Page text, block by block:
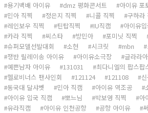
용기백배 아이유
dmz 평화콘서트 아이유 포
민아 직찍
정은지 직찍 니콜 직찍 구하라
레인보우 직찍
틴탑직찍 IU직캠 아이유
카라 직찍
씨스타 방민아 포미닛 직찍
슈퍼모델선발대회
소현 시크릿 mbn
쟁반 릴레이송 아이유
아이유소극장 글라라
예쁜남자 아이유
131031 최다니엘의 팝스팝
헬로비너스 팬사인회
121124 121108
동국대 달샤벳
민아 직캠 아이유 역조공
아이유 입국 직캠
뽀느님 박보영 직찍 아
유라직캠
아이유 인천공항 공항 아이유